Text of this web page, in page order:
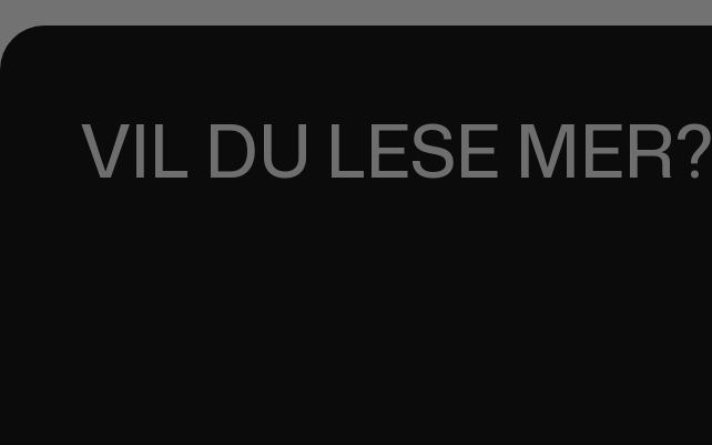
VIL DU LESE MER?